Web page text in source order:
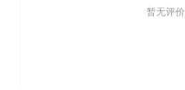
暂无评价